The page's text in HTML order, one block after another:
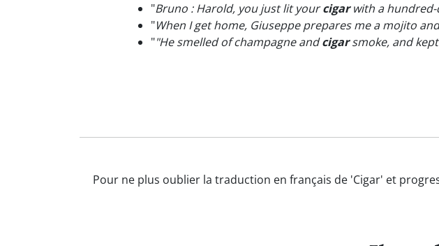
"Bruno : Harold, you just lit yourcigarwith a
"When I get home, Giuseppe prepares me a mojito
""He smelled of champagne andcigarsmoke, and
Pour ne plus oublier la traduction en français de 'Cigar' et